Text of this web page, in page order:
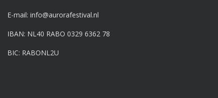
E-mail:info@aurorafestival.nl
IBAN: NL40 RABO 0329 6362 78
BIC: RABONL2U